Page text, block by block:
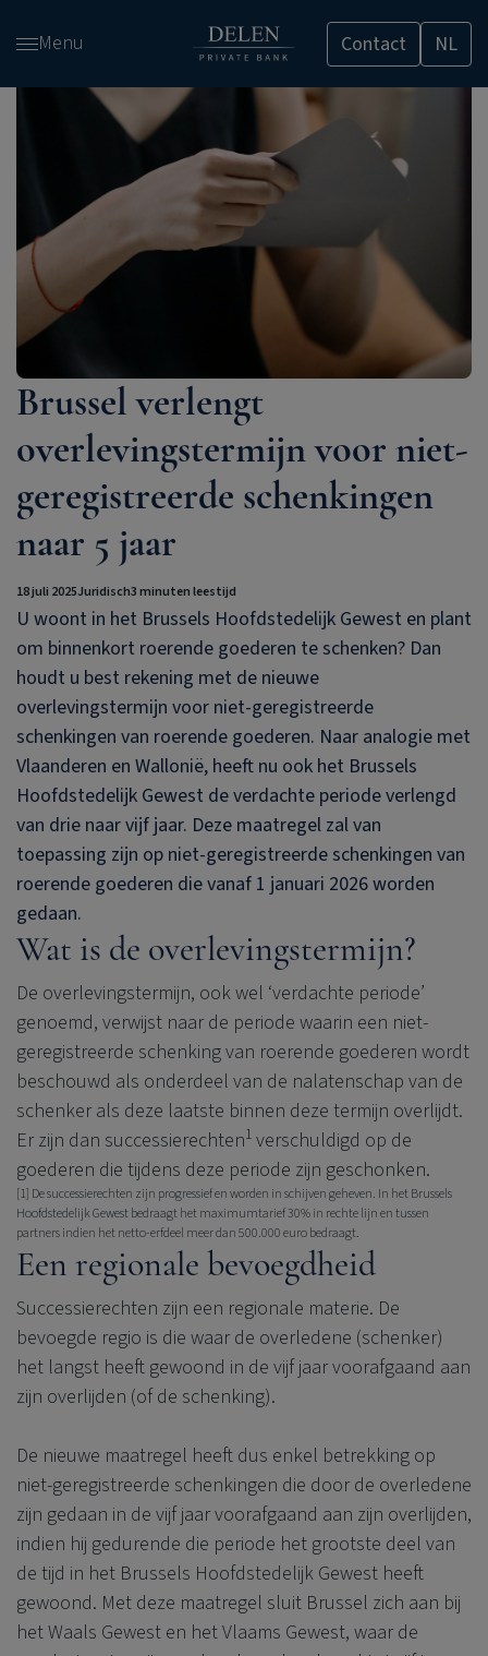
en
Menu Contact NL
Brussel verlengt
overlevingstermijn voor niet-
geregistreerde schenkingen
naar 5 jaar
18 juli 2025Juridisch3 minuten leestijd
U woont in het Brussels Hoofdstedelijk Gewest en plant
om binnenkort roerende goederen te schenken? Dan
houdt u best rekening met de nieuwe
overlevingstermijn voor niet-geregistreerde
schenkingen van roerende goederen. Naar analogie met
Vlaanderen en Wallonië, heeft nu ook het Brussels
Hoofdstedelijk Gewest de verdachte periode verlengd
van drie naar vijf jaar. Deze maatregel zal van
toepassing zijn op niet-geregistreerde schenkingen van
roerende goederen die vanaf 1 januari 2026 worden
gedaan.
Wat is de overlevingstermijn?
De overlevingstermijn, ook wel ‘verdachte periode’
genoemd, verwijst naar de periode waarin een niet-
geregistreerde schenking van roerende goederen wordt
beschouwd als onderdeel van de nalatenschap van de
schenker als deze laatste binnen deze termijn overlijdt.
Er zijn dan successierechten1 verschuldigd op de
goederen die tijdens deze periode zijn geschonken.
[1] De successierechten zijn progressief en worden in schijven geheven. In het Brussels
Hoofdstedelijk Gewest bedraagt het maximumtarief 30% in rechte lijn en tussen
partners indien het netto-erfdeel meer dan 500.000 euro bedraagt.
Een regionale bevoegdheid
Successierechten zijn een regionale materie. De
bevoegde regio is die waar de overledene (schenker)
het langst heeft gewoond in de vijf jaar voorafgaand aan
zijn overlijden (of de schenking).
De nieuwe maatregel heeft dus enkel betrekking op
niet-geregistreerde schenkingen die door de overledene
zijn gedaan in de vijf jaar voorafgaand aan zijn overlijden,
indien hij gedurende die periode het grootste deel van
de tijd in het Brussels Hoofdstedelijk Gewest heeft
gewoond. Met deze maatregel sluit Brussel zich aan bij
het Waals Gewest en het Vlaams Gewest, waar de